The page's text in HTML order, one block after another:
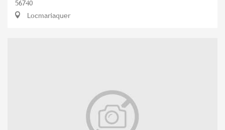
56740
Locmariaquer